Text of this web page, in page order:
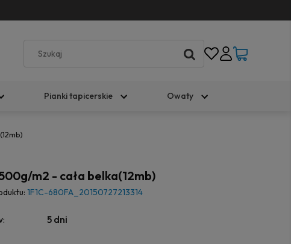
Pianki tapicerskie Owaty
m2 - cała belka(12mb)
1F1C-680FA_20150727213314
5 dni